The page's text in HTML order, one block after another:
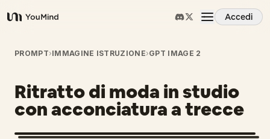
YouMind
Accedi
Panoramica
Casi d'uso
Abilità
PROMPT›IMMAGINE ISTRUZIONE›GPT IMAGE 2
Ritratto di moda in studio
con acconciatura a trecce